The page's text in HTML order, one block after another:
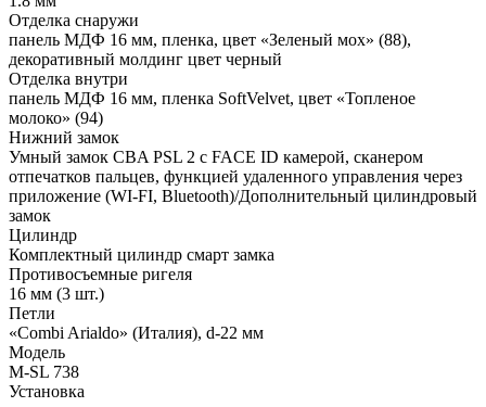
Отделка снаружи
панель МДФ 16 мм, пленка, цвет «Зеленый мох» (88),
декоративный молдинг цвет черный
Отделка внутри
панель МДФ 16 мм, пленка SoftVelvet, цвет «Топленое
молоко» (94)
Нижний замок
Умный замок CBA PSL 2 с FACE ID камерой, сканером
отпечатков пальцев, функцией удаленного управления через
приложение (WI-FI, Bluetooth)/Дополнительный цилиндровый
замок
Цилиндр
Комплектный цилиндр смарт замка
Противосъемные ригеля
16 мм (3 шт.)
Петли
«Combi Arialdo» (Италия), d-22 мм
Модель
М-SL 738
Установка